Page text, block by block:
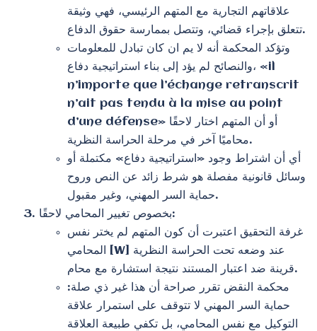
علاقاتهم التجارية مع المتهم الرئيسي، فهي وثيقة
تتعلق بإجراء قضائي، وتتصل بممارسة حقوق الدفاع.
وتؤكد المحكمة أنه لا يم ان كان تبادل للمعلومات
والنصائح لم يؤد إلى بناء استراتيجية دفاع، «il
n’importe que l’échange retranscrit
n’ait pas tendu à la mise au point
d’une défense» أو أن المتهم اختار لاحقًا
محاميًا آخر في مرحلة الحراسة النظرية.
أي أن اشتراط وجود «استراتيجية دفاع» مكتملة أو
وسائل قانونية مفصلة هو شرط زائد عن النص وروح
حماية السر المهني، وغير مقبول.
بخصوص تغيير المحامي لاحقًا:
غرفة التحقيق اعتبرت أن كون المتهم لم يختر نفس
المحامي [W] عند وضعه تحت الحراسة النظرية
قرينة ضد اعتبار المستند نتيجة استشارة مع محام.
محكمة النقض تقرر صراحة أن هذا غير ذي صلة:
حماية السر المهني لا تتوقف على استمرار علاقة
التوكيل مع نفس المحامي، بل تكفي طبيعة العلاقة